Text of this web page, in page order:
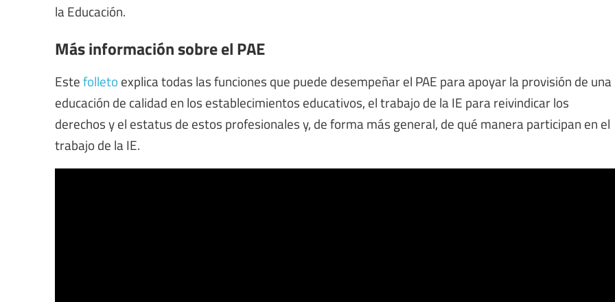
la Educación.
Más información sobre el PAE
Estefolleto explica todas las funciones que puede desempeñar el PAE para apoyar la provisión de una
educación de calidad en los establecimientos educativos, el trabajo de la IE para reivindicar los
derechos y el estatus de estos profesionales y, de forma más general, de qué manera participan en el
trabajo de la IE.